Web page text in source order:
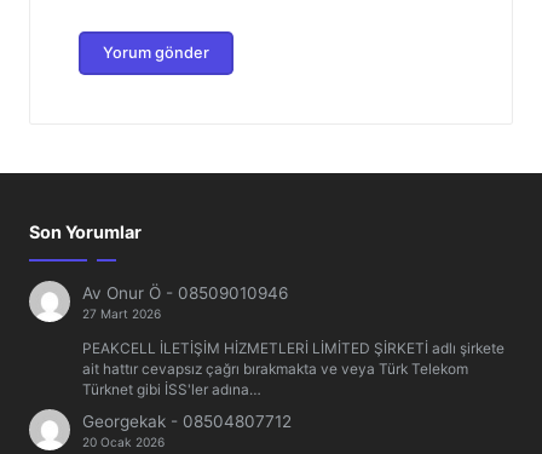
Son Yorumlar
Av Onur Ö - 08509010946
27 Mart 2026
PEAKCELL İLETİŞİM HİZMETLERİ LİMİTED ŞİRKETİ adlı şirkete
ait hattır cevapsız çağrı bırakmakta ve veya Türk Telekom
Türknet gibi İSS'ler adına…
Georgekak - 08504807712
20 Ocak 2026